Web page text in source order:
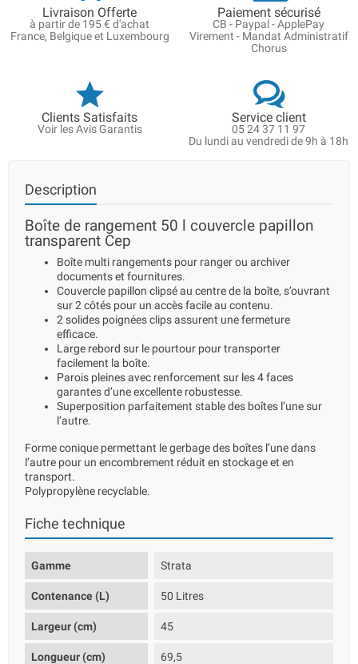
Livraison Offerte
à partir de 195 € d'achat
France, Belgique et Luxembourg
Paiement sécurisé
CB - Paypal - ApplePay
Virement - Mandat Administratif
Chorus
Clients Satisfaits
Voir les Avis Garantis
Service client
05 24 37 11 97
Du lundi au vendredi de 9h à 18h
Description
Boîte de rangement 50 l couvercle papillon
transparent Cep
Boîte multi rangements pour ranger ou archiver
documents et fournitures.
Couvercle papillon clipsé au centre de la boîte, s’ouvrant
sur 2 côtés pour un accès facile au contenu.
2 solides poignées clips assurent une fermeture
efficace.
Large rebord sur le pourtour pour transporter
facilement la boîte.
Parois pleines avec renforcement sur les 4 faces
garantes d’une excellente robustesse.
Superposition parfaitement stable des boîtes l’une sur
l’autre.
Forme conique permettant le gerbage des boîtes l’une dans
l’autre pour un encombrement réduit en stockage et en
transport.
Polypropylène recyclable.
Fiche technique
Gamme Strata
Contenance (L) 50 Litres
Largeur (cm) 45
Longueur (cm) 69,5